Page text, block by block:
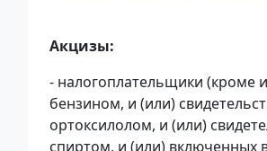
Акцизы:
- налогоплательщики (кроме
бензином, и (или)
ортоксилолом, и (или)
спиртом, и (или) включенных